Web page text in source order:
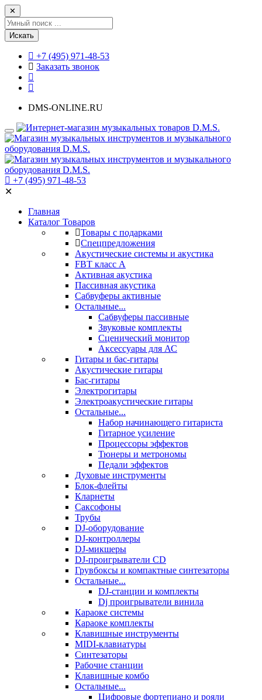
✕
Искать
+7 (495) 971-48-53
Заказать звонок
DMS-ONLINE.RU
+7 (495) 971-48-53
✕
Главная
Каталог Товаров
Товары с подарками
Спецпредложения
Акустические системы и акустика
FBT класс А
Активная акустика
Пассивная акустика
Сабвуферы активные
Остальные...
Сабвуферы пассивные
Звуковые комплекты
Сценический монитор
Аксессуары для АС
Гитары и бас-гитары
Акустические гитары
Бас-гитары
Электрогитары
Электроакустические гитары
Остальные...
Набор начинающего гитариста
Гитарное усиление
Процессоры эффектов
Тюнеры и метрономы
Педали эффектов
Духовые инструменты
Блок-флейты
Кларнеты
Саксофоны
Трубы
DJ-оборудование
DJ-контроллеры
DJ-микшеры
DJ-проигрыватели CD
Грувбоксы и компактные синтезаторы
Остальные...
DJ-станции и комплекты
Dj проигрыватели винила
Караоке системы
Караоке комплекты
Клавишные инструменты
MIDI-клавиатуры
Синтезаторы
Рабочие станции
Клавишные комбо
Остальные...
Цифровые фортепиано и рояли